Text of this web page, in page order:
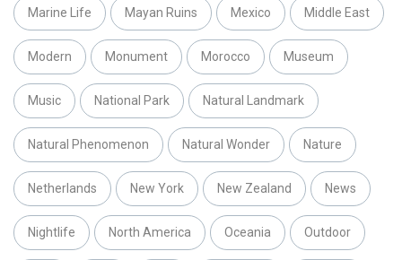
Marine Life Mayan Ruins Mexico Middle East
Modern Monument Morocco Museum
Music National Park Natural Landmark
Natural Phenomenon Natural Wonder Nature
Netherlands New York New Zealand News
Nightlife North America Oceania Outdoor